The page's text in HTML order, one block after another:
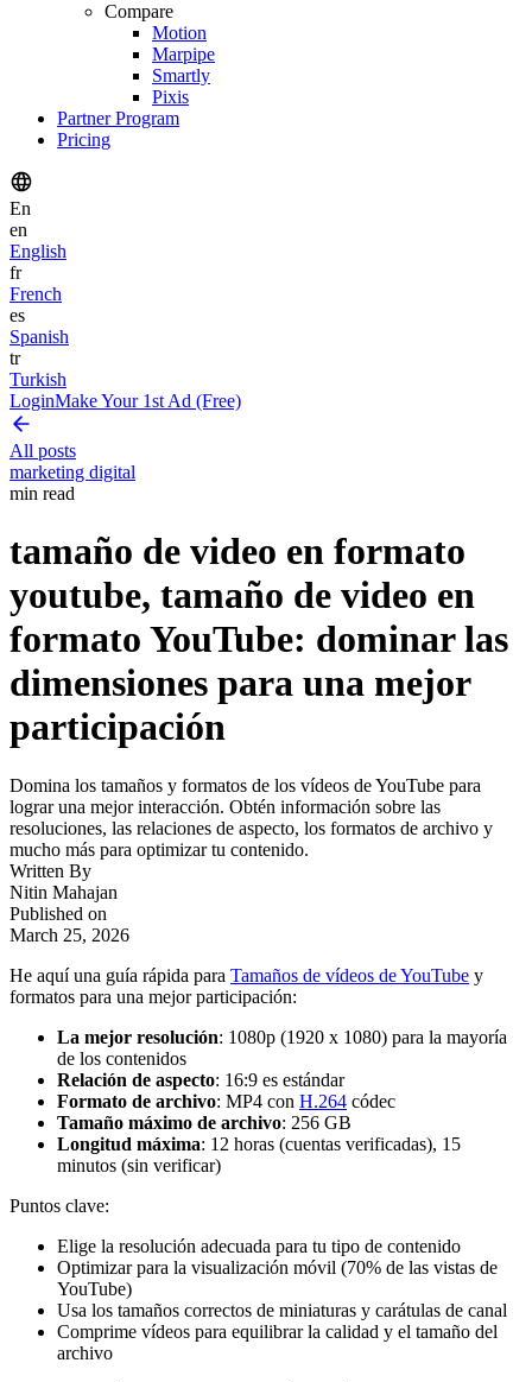
Compare
Motion
Marpipe
Smartly
Pixis
Partner Program
Pricing
En
en
English
fr
French
es
Spanish
tr
Turkish
LoginMake Your 1st Ad (Free)
All posts
marketing digital
min read
tamaño de video en formato
youtube, tamaño de video en
formato YouTube: dominar las
dimensiones para una mejor
participación
Domina los tamaños y formatos de los vídeos de YouTube para
lograr una mejor interacción. Obtén información sobre las
resoluciones, las relaciones de aspecto, los formatos de archivo y
mucho más para optimizar tu contenido.
Written By
Nitin Mahajan
Published on
March 25, 2026
He aquí una guía rápida para Tamaños de vídeos de YouTube y
formatos para una mejor participación:
La mejor resolución: 1080p (1920 x 1080) para la mayoría
de los contenidos
Relación de aspecto: 16:9 es estándar
Formato de archivo: MP4 con H.264 códec
Tamaño máximo de archivo: 256 GB
Longitud máxima: 12 horas (cuentas verificadas), 15
minutos (sin verificar)
Puntos clave:
Elige la resolución adecuada para tu tipo de contenido
Optimizar para la visualización móvil (70% de las vistas de
YouTube)
Usa los tamaños correctos de miniaturas y carátulas de canal
Comprime vídeos para equilibrar la calidad y el tamaño del
archivo